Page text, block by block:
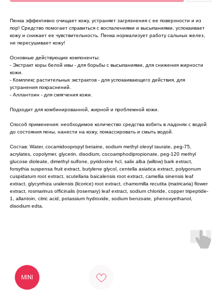
Пенка эффективно очищает кожу, устраняет загрязнения с ее поверхности и из
пор! Средство помогает справиться с воспалениями и высыпаниями, успокаивает
кожу и снижает ее чувствительность. Пенка нормализует работу сальных желез,
не пересушивает кожу!
Основные действующие компоненты:
- Экстракт коры белой ивы - для борьбы с высыпаниями, для снижения жирности
кожи.
- Комплекс растительных экстрактов - для успокаивающего действия, для
устранения покраснений.
- Аллантоин - для смягчения кожи.
Подходит для комбинированной, жирной и проблемной кожи.
Способ применения: необходимое количество средства взбить в ладонях с водой
до состояния пены, нанести на кожу, помассировать и смыть водой.
Состав: Water, cocamidoopropyl betaine, sodium methyl oleoyl taurate, peg-75,
acrylates, copolymer, glycerin, disodium, cocoamphodipropionate, peg-120 methyl
glucose dioleate, dimethyl sulfone, pyridoxine hcl, salix alba (willow) bark extract,
forsythia suspensa fruit extract, butylene glycol, centella asiatica extract, polygonum
cuspidatum root extract, scutellaria baicalensis root extract, camellia sinensis leaf
extract, glycyrrhiza uralensis (licorice) root extract, chamomilla recutita (matricaria) flower
extract, rosmarinus officinalis (rosemary) leaf extract, sodium chloride, copper tripeptide-
1, allantoin, citric acid, potassium hydroxide, sodium benzoate, phenoxyethanol,
disodium edta.
MINI